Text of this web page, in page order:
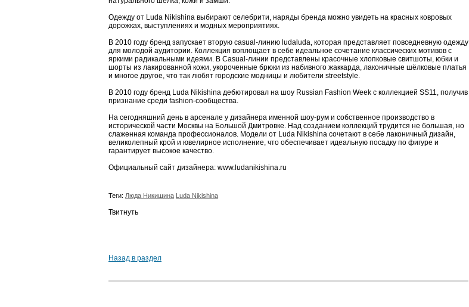
Одежду от Luda Nikishina выбирают селебрити, наряды бренда можно увидеть на красных ковровых
дорожках, выступлениях и модных мероприятиях.
В 2010 году бренд запускает вторую casual-линию ludaluda, которая представляет повседневную одежду
для молодой аудитории. Коллекция воплощает в себе идеальное сочетание классических мотивов с
яркими радикальными идеями. В Casual-линии представлены красочные хлопковые свитшоты, юбки и
шорты из лакированной кожи, укороченные брюки из набивного жаккарда, лаконичные шёлковые платья
и многое другое, что так любят городские модницы и любители streetstyle.
В 2010 году бренд Luda Nikishina дебютировал на шоу Russian Fashion Week с коллекцией SS11, получив
признание среди fashion-сообщества.
На сегодняшний день в арсенале у дизайнера именной шоу-рум и собственное производство в
исторической части Москвы на Большой Дмитровке. Над созданием коллекций трудится не большая, но
слаженная команда профессионалов. Модели от Luda Nikishina сочетают в себе лаконичный дизайн,
великолепный крой и ювелирное исполнение, что обеспечивает идеальную посадку по фигуре и
гарантирует высокое качество.
Официальный сайт дизайнера: www.ludanikishina.ru
Теги: Люда Никишина Luda Nikishina
Твитнуть
Назад в раздел